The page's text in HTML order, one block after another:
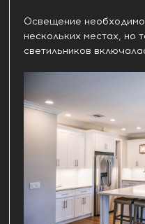
Освещение необходимо
нескольких местах, но
светильников